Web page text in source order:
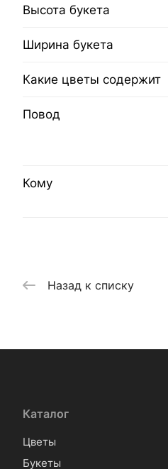
Высота букета
Ширина букета
Какие цветы содержит
Повод
Кому
Назад к списку
Каталог
Цветы
Букеты